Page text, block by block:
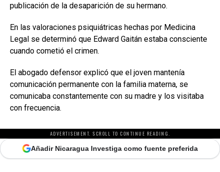
publicación de la desaparición de su hermano.
En las valoraciones psiquiátricas hechas por Medicina
Legal se determinó que Edward Gaitán estaba consciente
cuando cometió el crimen.
El abogado defensor explicó que el joven mantenía
comunicación permanente con la familia materna, se
comunicaba constantemente con su madre y los visitaba
con frecuencia.
ADVERTISEMENT. SCROLL TO CONTINUE READING.
Añadir Nicaragua Investiga como fuente preferida